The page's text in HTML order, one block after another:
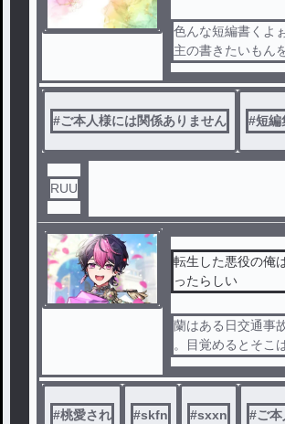
色んな短編書くよ
主の書きたいもん
#ご本人様には関係ありません #短編
RUU
転生した悪役の俺
ったらしい
蘭はある日交通事
。目覚めるとそこ
BLゲーム『シンフ
の世界だった。蘭
していて？！
#桃愛され #skfn #sxxn #ご